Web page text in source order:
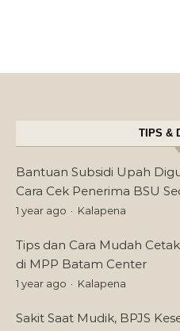
TIPS &
Bantuan Subsidi Upah
Cara Cek Penerima BSU
1 year ago Kalapena
Tips dan Cara Mudah
di MPP Batam Center
1 year ago Kalapena
Sakit Saat Mudik, BPJS